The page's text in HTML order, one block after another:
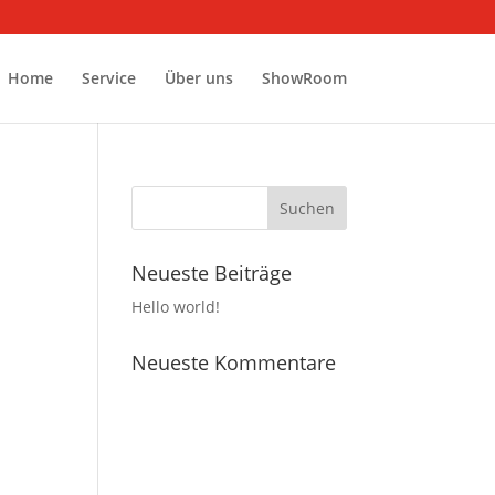
Home Service Über uns ShowRoom
Neueste Beiträge
Hello world!
Neueste Kommentare